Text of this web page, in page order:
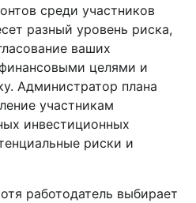
среди участников
разный уровень риска,
ваших
целями и
Администратор плана
участникам
инвестиционных
риски и
работодатель выбирает